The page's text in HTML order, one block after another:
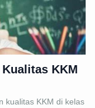
KKM
kualitas KKM di kelas